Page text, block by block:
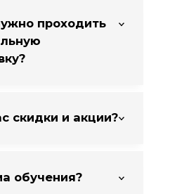
проходить
скидки и акции?
обучения?